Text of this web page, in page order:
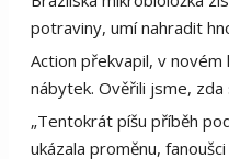
potraviny, umí nahradit
Action překvapil, v novém
nábytek. Ověřili jsme,
„Tentokrát píšu příběh
ukázala proměnu,